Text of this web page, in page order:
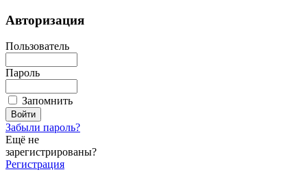
Авторизация
Пользователь
Пароль
Запомнить
Забыли пароль?
Ещё не
зарегистрированы?
Регистрация